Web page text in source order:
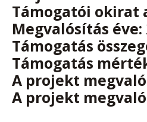
Támogatói okirat
Megvalósítás éve:
Támogatás
Támogatás
A projekt
A projekt